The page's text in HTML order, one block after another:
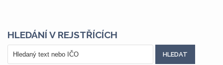
HLEDÁNÍ V REJSTŘÍCÍCH